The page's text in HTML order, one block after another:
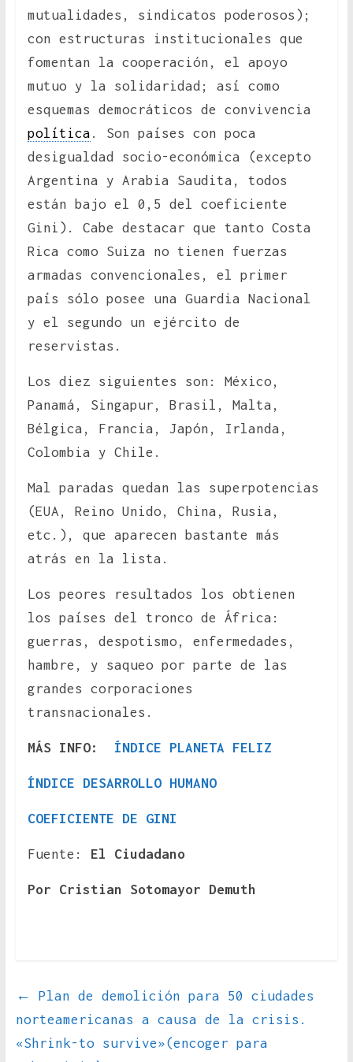
mutualidades, sindicatos poderosos);
con estructuras institucionales que
fomentan la cooperación, el apoyo
mutuo y la solidaridad; así como
esquemas democráticos de convivencia
política . Son países con poca
desigualdad socio-económica (excepto
Argentina y Arabia Saudita, todos
están bajo el 0,5 del coeficiente
Gini). Cabe destacar que tanto Costa
Rica como Suiza no tienen fuerzas
armadas convencionales, el primer
país sólo posee una Guardia Nacional
y el segundo un ejército de
reservistas.
Los diez siguientes son: México,
Panamá, Singapur, Brasil, Malta,
Bélgica, Francia, Japón, Irlanda,
Colombia y Chile.
Mal paradas quedan las superpotencias
(EUA, Reino Unido, China, Rusia,
etc.), que aparecen bastante más
atrás en la lista.
Los peores resultados los obtienen
los países del tronco de África:
guerras, despotismo, enfermedades,
hambre, y saqueo por parte de las
grandes corporaciones
transnacionales.
MÁS INFO: ÍNDICE PLANETA FELIZ
ÍNDICE DESARROLLO HUMANO
COEFICIENTE DE GINI
Fuente: El Ciudadano
Por Cristian Sotomayor Demuth
←
Plan de demolición para 50 ciudades
norteamericanas a causa de la crisis.
«Shrink-to survive»(encoger para